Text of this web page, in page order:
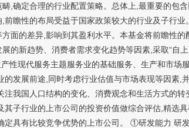
,确定合理的行业配置策略。总体上,最重要的
瞻性的布局受益于国家政策较大的行业及子行
面的差异,影响到其盈利水平。本基金将前瞻性
的新趋势、消费者需求变化趋势等因素,采取“
性现代服务主题服务业的基础服务、生产和市
发展前途,同时考虑行业估值与市场表现等因
我国人口结构的变化、消费观念和生活方式的
子行业的上市公司的投资价值做综合评估,精
具有比较竞争优势的上市公司。 ①研发能力